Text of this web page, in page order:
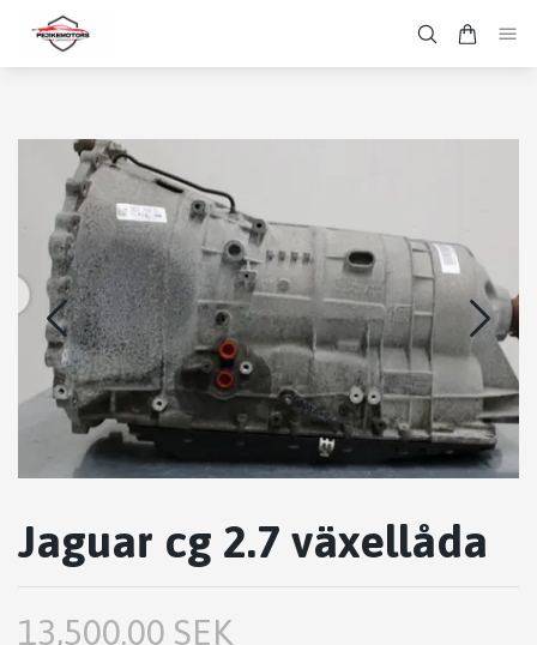
Jaguar cg 2.7 växellåda
13,500.00 SEK